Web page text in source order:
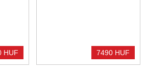
HUF 7490 HUF